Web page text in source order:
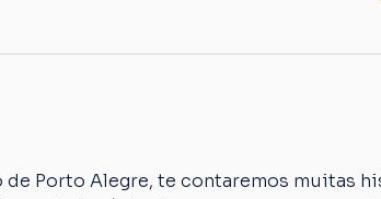
Porto Alegre, te contaremos muitas